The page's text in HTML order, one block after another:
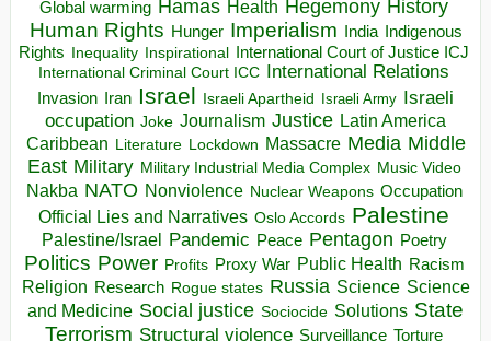
Global warming Hamas Health Hegemony History
Human Rights Hunger Imperialism India Indigenous
Rights Inequality Inspirational
International Court of Justice ICJ
International Criminal Court ICC International Relations
Invasion Iran Israel Israeli Apartheid Israeli Army Israeli
occupation Joke Journalism Justice Latin America
Caribbean Literature Lockdown Massacre Media Middle
East Military Military Industrial Media Complex Music Video
Nakba NATO Nonviolence Nuclear Weapons Occupation
Official Lies and Narratives Oslo Accords Palestine
Palestine/Israel Pandemic Peace Pentagon Poetry
Politics Power Profits Proxy War Public Health Racism
Religion Research Rogue states Russia Science Science
and Medicine Social justice Sociocide Solutions State
Terrorism Structural violence Surveillance Torture